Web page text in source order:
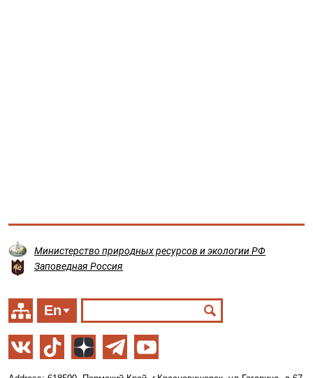
Министерство природных ресурсов и экологии РФ
Заповедная Россия
En